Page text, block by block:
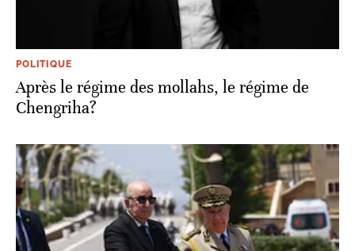
POLITIQUE
Après le régime des mollahs, le régime de
Chengriha?